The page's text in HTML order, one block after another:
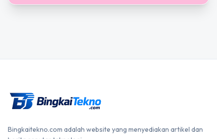
Bingkaitekno.com adalah website yang menyediakan artikel dan